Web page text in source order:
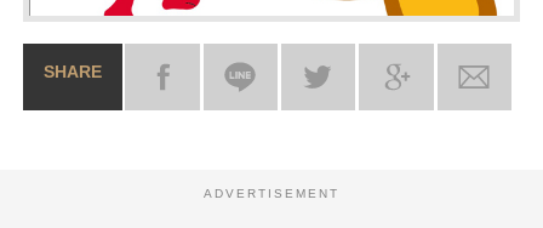
SHARE
ADVERTISEMENT